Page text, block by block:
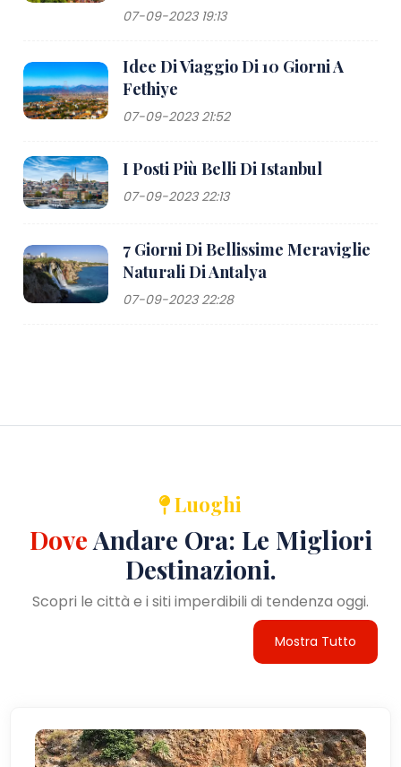
07-09-2023 19:13
Idee Di Viaggio Di 10 Giorni A
Fethiye
07-09-2023 21:52
I Posti Più Belli Di Istanbul
07-09-2023 22:13
7 Giorni Di Bellissime Meraviglie
Naturali Di Antalya
07-09-2023 22:28
Luoghi
DoveAndare Ora: Le Migliori
Destinazioni.
Scopri le città e i siti imperdibili di tendenza oggi.
Mostra Tutto